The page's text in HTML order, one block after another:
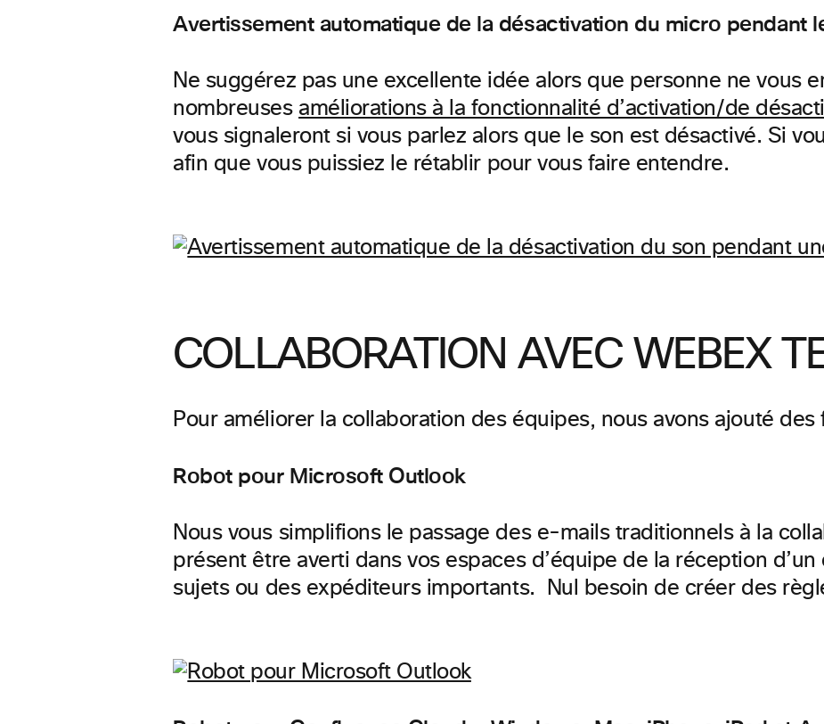
Avertissement automatique de la désactivation du micro pendant
Ne suggérez pas une excellente idée alors que personne ne vous
nombreuses améliorations à la fonctionnalité d’activation/de
vous signaleront si vous parlez alors que le son est désactivé. Si
afin que vous puissiez le rétablir pour vous faire entendre.
COLLABORATION AVEC WEBEX
Pour améliorer la collaboration des équipes, nous avons ajouté
Robot pour Microsoft Outlook
Nous vous simplifions le passage des e-mails traditionnels à la
présent être averti dans vos espaces d’équipe de la réception
sujets ou des expéditeurs importants. Nul besoin de créer des